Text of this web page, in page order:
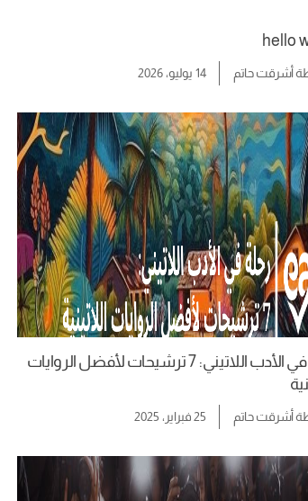
hello
أشرقت حاتم 14 يوليو، 2026
رحلة في الأدب اللاتيني: 7 ترشيحات لأفضل الروايات
أشرقت حاتم 25 فبراير، 2025